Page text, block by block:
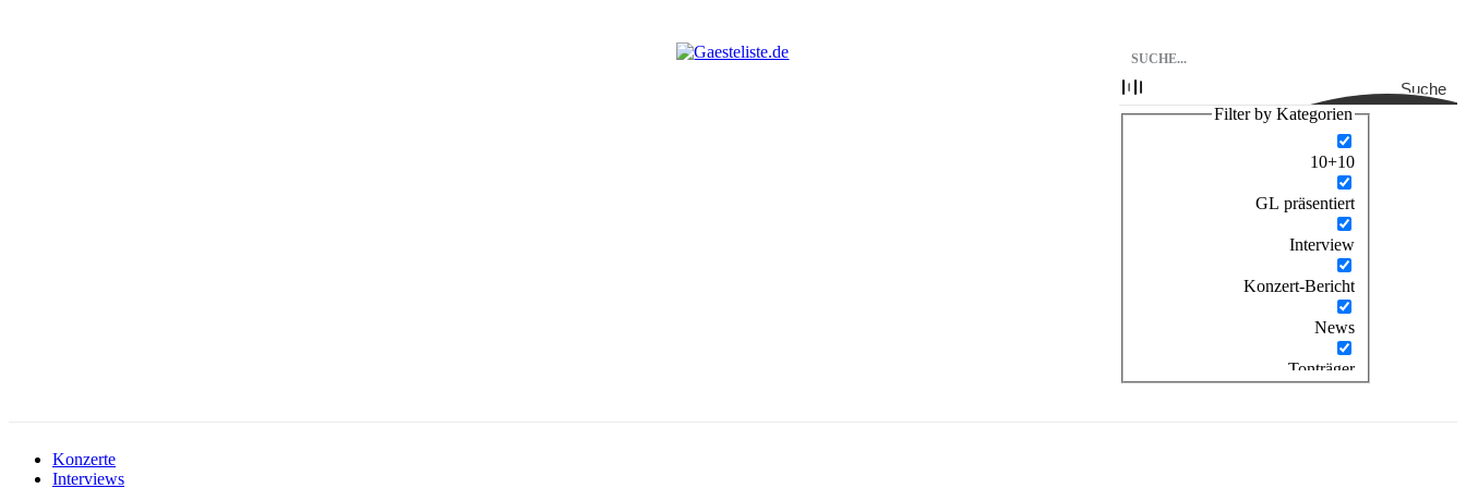
Suche
Filter by Kategorien
10+10
GL präsentiert
Interview
Konzert-Bericht
News
Tonträger
Konzerte
Interviews